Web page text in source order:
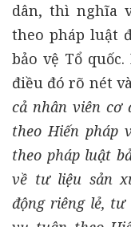
dân, thì nghĩa
theo pháp luật
bảo vệ Tổ
điều đó rõ nét
cả nhân viên cơ
theo Hiến pháp
theo pháp luật
về tư liệu sản
động riêng lẻ, tư